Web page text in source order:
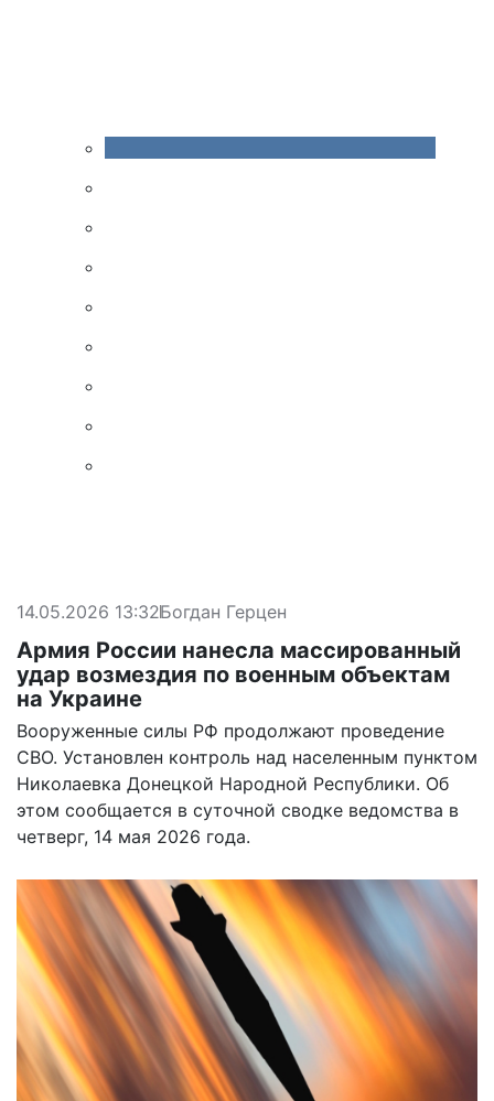
14.05.2026 13:32Богдан Герцен
Армия России нанесла массированный
удар возмездия по военным объектам
на Украине
Вооруженные силы РФ продолжают проведение
СВО. Установлен контроль над населенным пунктом
Николаевка Донецкой Народной Республики. Об
этом сообщается в суточной сводке ведомства в
четверг, 14 мая 2026 года.